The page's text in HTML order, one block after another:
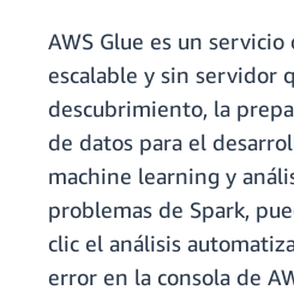
AWS Glue es un
escalable y sin servidor
descubrimiento, la
de datos para el
machine learning y
problemas de Spark,
clic el análisis
error en la consola de